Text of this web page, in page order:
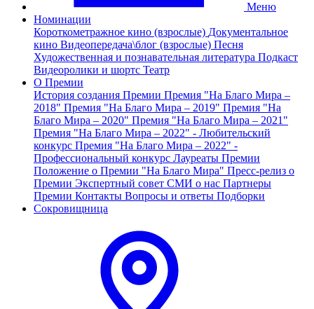
Меню
Номинации
Короткометражное кино (взрослые) Документальное
кино Видеопередача\блог (взрослые) Песня
Художественная и познавательная литература Подкаст
Видеоролики и шортс Театр
О Премии
История создания Премии Премия "На Благо Мира –
2018" Премия "На Благо Мира – 2019" Премия "На
Благо Мира – 2020" Премия "На Благо Мира – 2021"
Премия "На Благо Мира – 2022" - Любительский
конкурс Премия "На Благо Мира – 2022" -
Профессиональный конкурс Лауреаты Премии
Положение о Премии "На Благо Мира" Пресс-релиз о
Премии Экспертный совет СМИ о нас Партнеры
Премии Контакты Вопросы и ответы Подборки
Сокровищница